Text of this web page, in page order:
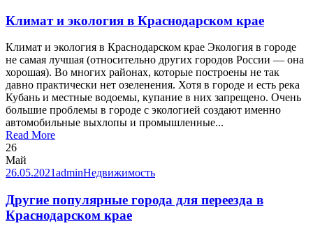
Климат и экология в Краснодарском крае
Климат и экология в Краснодарском крае Экология в городе
не самая лучшая (относительно других городов России — она
хорошая). Во многих районах, которые построены не так
давно практически нет озеленения. Хотя в городе и есть река
Кубань и местные водоемы, купание в них запрещено. Очень
большие проблемы в городе с экологией создают именно
автомобильные выхлопы и промышленные...
Read More
26
Май
26.05.2021adminНедвижимость
Другие популярные города для переезда в
Краснодарском крае